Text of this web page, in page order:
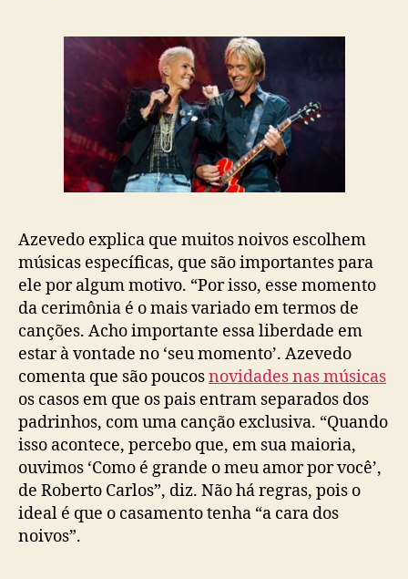
Azevedo explica que muitos noivos escolhem
músicas específicas, que são importantes para
ele por algum motivo. “Por isso, esse momento
da cerimônia é o mais variado em termos de
canções. Acho importante essa liberdade em
estar à vontade no ‘seu momento’. Azevedo
comenta que são poucosnovidades nas músicas
os casos em que os pais entram separados dos
padrinhos, com uma canção exclusiva. “Quando
isso acontece, percebo que, em sua maioria,
ouvimos ‘Como é grande o meu amor por você’,
de Roberto Carlos”, diz. Não há regras, pois o
ideal é que o casamento tenha “a cara dos
noivos”.